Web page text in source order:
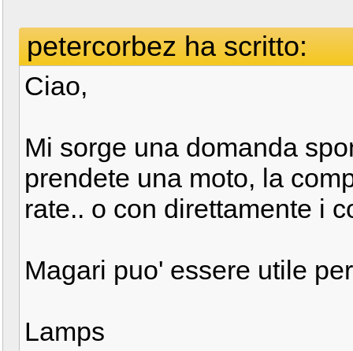
petercorbez ha scritto:
Ciao,
Mi sorge una domanda
prendete una moto, la
rate.. o con direttamente i
Magari puo' essere utile
Lamps